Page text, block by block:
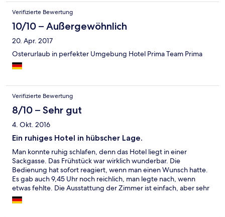
Wintergarten, dort sind auch Getränke erhältlich. Der schöne,
saubere Strand ist zu Fuß in 5 min erreichbar, ebenso die
Hauptstraße mit Restaurants und Einkaufsmöglichkeiten. Wir
haben unser Auto in der Woche nicht gebraucht da man mit der
Kurkarte auch kostenlos mit öffentlichen Verkehrsmitteln fahren
kann. In der Umgebung gibt es schöne Rad und Wanderwege.
Wir haben uns sehr wohlgefühlt und empfehlen das Hotel
gerne weiter.
Verifizierte Bewertung
10/10 – Außergewöhnlich
20. Apr. 2017
Osterurlaub in perfekter Umgebung Hotel Prima Team Prima
Verifizierte Bewertung
8/10 – Sehr gut
4. Okt. 2016
Ein ruhiges Hotel in hübscher Lage.
Man konnte ruhig schlafen, denn das Hotel liegt in einer
Sackgasse. Das Frühstück war wirklich wunderbar. Die
Bedienung hat sofort reagiert, wenn man einen Wunsch hatte.
Es gab auch 9,45 Uhr noch reichlich, man legte nach, wenn
etwas fehlte. Die Ausstattung der Zimmer ist einfach, aber sehr
sauber. Es gibt auch einen schönen Wintergarten für drinnen
sitzen und auch draußen stehen Stühle. wer sich noch sonnen